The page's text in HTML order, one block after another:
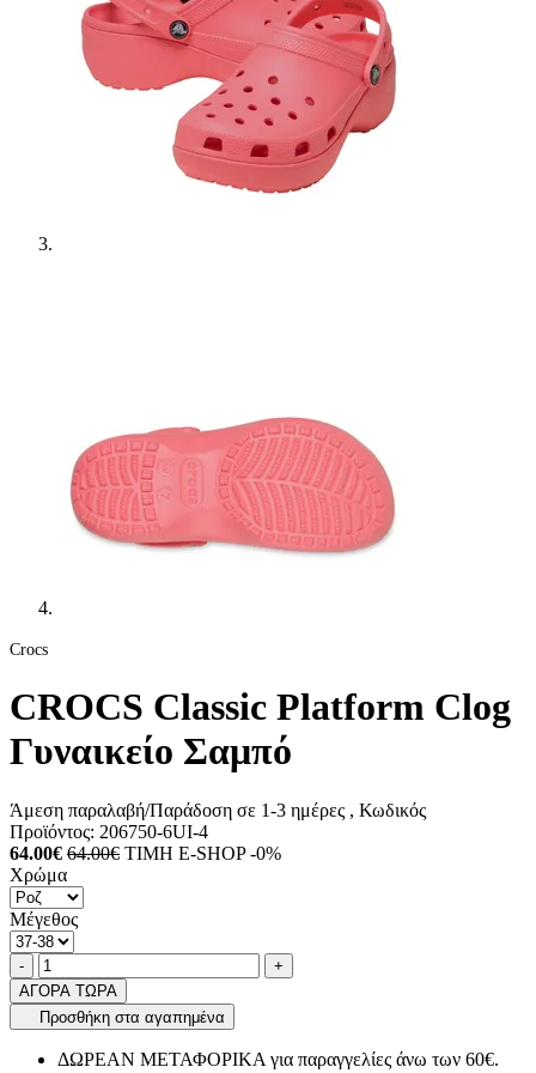
Crocs
CROCS Classic Platform Clog
Γυναικείο Σαμπό
Άμεση παραλαβή/Παράδοση σε 1-3 ημέρες , Κωδικός
Προϊόντος: 206750-6UI-4
64.00€ 64.00€ ΤΙΜΗ E-SHOP -0%
Χρώμα
Μέγεθος
Ποσότητα
-product.increase.quantity +
ΑΓΟΡΑ ΤΩΡΑ
Προσθήκη στα αγαπημένα
ΔΩΡΕΑΝ ΜΕΤΑΦΟΡΙΚΑ για παραγγελίες άνω των 60€.